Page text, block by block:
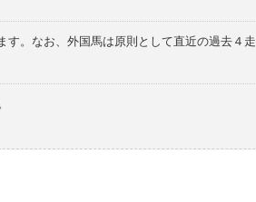
。なお、外国馬は原則として直近の過去４走